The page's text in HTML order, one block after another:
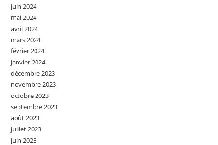
juin 2024
mai 2024
avril 2024
mars 2024
février 2024
janvier 2024
décembre 2023
novembre 2023
octobre 2023
septembre 2023
août 2023
juillet 2023
juin 2023